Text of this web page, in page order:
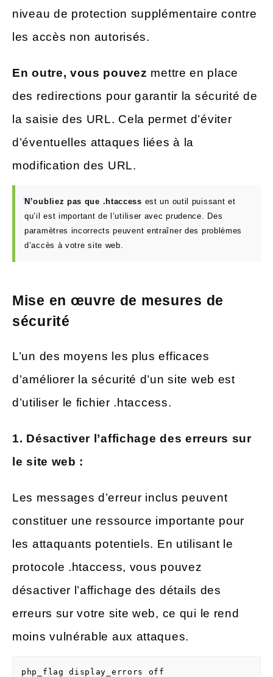
niveau de protection supplémentaire contre
les accès non autorisés.
En outre, vous pouvez mettre en place
des redirections pour garantir la sécurité de
la saisie des URL. Cela permet d’éviter
d’éventuelles attaques liées à la
modification des URL.
N’oubliez pas que .htaccess est un outil puissant et
qu’il est important de l’utiliser avec prudence. Des
paramètres incorrects peuvent entraîner des problèmes
d’accès à votre site web.
Mise en œuvre de mesures de
sécurité
L’un des moyens les plus efficaces
d’améliorer la sécurité d’un site web est
d’utiliser le fichier .htaccess.
1. Désactiver l’affichage des erreurs sur
le site web :
Les messages d’erreur inclus peuvent
constituer une ressource importante pour
les attaquants potentiels. En utilisant le
protocole .htaccess, vous pouvez
désactiver l’affichage des détails des
erreurs sur votre site web, ce qui le rend
moins vulnérable aux attaques.
php_flag display_errors off